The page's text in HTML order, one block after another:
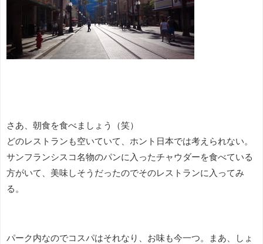
さあ、朝食を食べましょう（笑）
どのレストランも空いていて、ホント日本では考えられない。
サンフランシスコ名物のパンに入ったチャウダーを食べている
方がいて、美味しそうだったのでそのレストランに入ってみ
る。
パーク内なのでコスパはそれなり、お味も今一つ。まあ、しょ